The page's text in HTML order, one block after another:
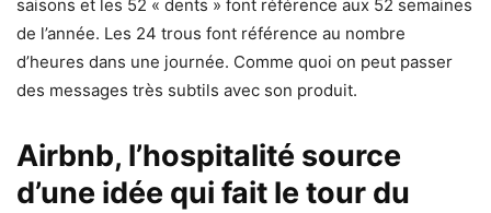
saisons et les 52 « dents » font référence aux 52 semaines
de l’année. Les 24 trous font référence au nombre
d’heures dans une journée. Comme quoi on peut passer
des messages très subtils avec son produit.
Airbnb, l’hospitalité source
d’une idée qui fait le tour du